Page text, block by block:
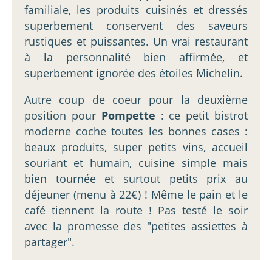
familiale, les produits cuisinés et dressés
superbement conservent des saveurs
rustiques et puissantes. Un vrai restaurant
à la personnalité bien affirmée, et
superbement ignorée des étoiles Michelin.
Autre coup de coeur pour la deuxième
position pour Pompette : ce petit bistrot
moderne coche toutes les bonnes cases :
beaux produits, super petits vins, accueil
souriant et humain, cuisine simple mais
bien tournée et surtout petits prix au
déjeuner (menu à 22€) ! Même le pain et le
café tiennent la route ! Pas testé le soir
avec la promesse des "petites assiettes à
partager".